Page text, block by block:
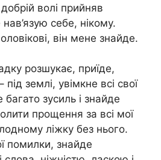
волі прийняв
себе, нікому.
він мене знайде.
розшукає, приїде,
під землі, увімкне всі свої
багато зусиль і знайде
прощення за всі мої
ліжку без нього.
помилки, знайде